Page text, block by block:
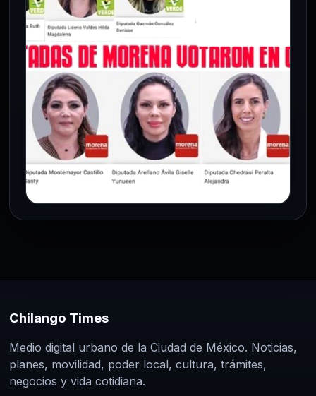
PRINCIPAL
la libertad de voto legislativo
El diputado federal Mario Alberto López
democracia representativa el voto
parlamentario debe responder…
Chilango Times
Medio digital urbano de la Ciudad de México. Noticias,
planes, movilidad, poder local, cultura, trámites,
negocios y vida cotidiana.